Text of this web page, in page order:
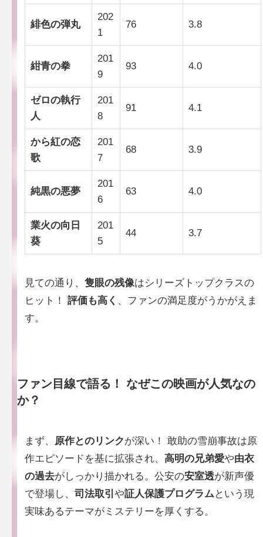
緋色の弾丸
202
1
76 3.8
紺青の拳
201
9
93 4.0
ゼロの執行
人
201
8
91 4.1
から紅の恋
歌
201
7
68 3.9
純黒の悪夢
201
6
63 4.0
業火の向日
葵
201
5
44 3.7
見ての通り、隻眼の残像はシリーズトップクラスの
ヒット！評価も高く 、ファンの満足度がうかがえま
す。
ファン目線で語る！ なぜこの映画が人気なの
か？
まず、 原作とのリンクが深い！ 敢助の雪崩事故は原
作エピソードを基に拡張され、高明の兄弟愛や由衣
の過去がしっかり描かれる。公安の安室透が新声優
で登場し、司法取引や証人保護プログラム という現
実味あるテーマがミステリーを厚くする。